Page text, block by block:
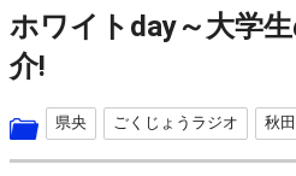
ホワイトday～大学
介!
県央 ごくじょうラジオ 秋